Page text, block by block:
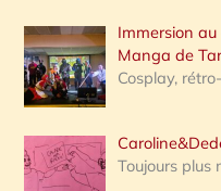
:
Immersion
Manga de
Cosplay,
Toujours plus